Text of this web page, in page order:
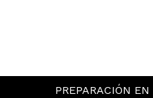
PREPARACIÓN EN